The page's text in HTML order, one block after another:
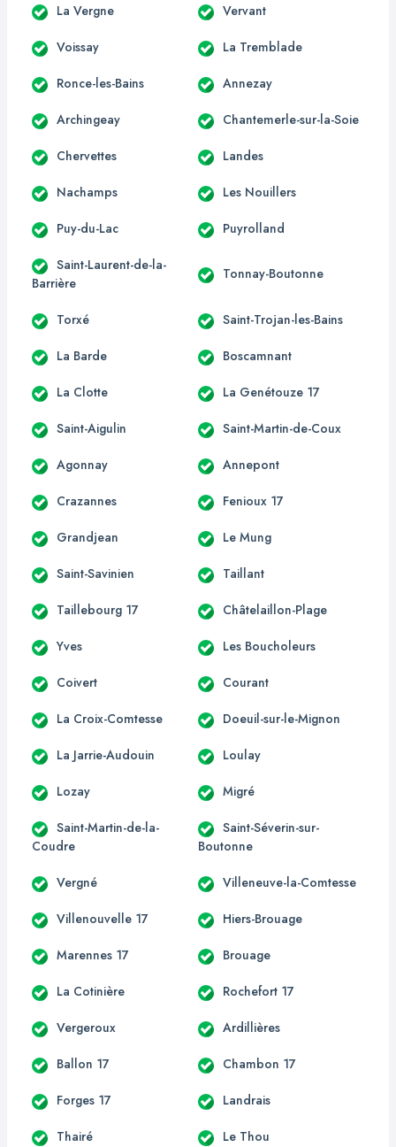
La Vergne Vervant
Voissay La Tremblade
Ronce-les-Bains Annezay
Archingeay Chantemerle-sur-la-Soie
Chervettes Landes
Nachamps Les Nouillers
Puy-du-Lac Puyrolland
Saint-Laurent-de-la-
Barrière
Tonnay-Boutonne
Torxé Saint-Trojan-les-Bains
La Barde Boscamnant
La Clotte La Genétouze 17
Saint-Aigulin Saint-Martin-de-Coux
Agonnay Annepont
Crazannes Fenioux 17
Grandjean Le Mung
Saint-Savinien Taillant
Taillebourg 17 Châtelaillon-Plage
Yves Les Boucholeurs
Coivert Courant
La Croix-Comtesse Doeuil-sur-le-Mignon
La Jarrie-Audouin Loulay
Lozay Migré
Saint-Martin-de-la-
Coudre
Saint-Séverin-sur-
Boutonne
Vergné Villeneuve-la-Comtesse
Villenouvelle 17 Hiers-Brouage
Marennes 17 Brouage
La Cotinière Rochefort 17
Vergeroux Ardillières
Ballon 17 Chambon 17
Forges 17 Landrais
Thairé Le Thou